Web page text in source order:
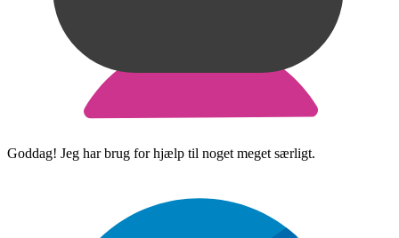
Goddag! Jeg har brug for hjælp til noget meget særligt.